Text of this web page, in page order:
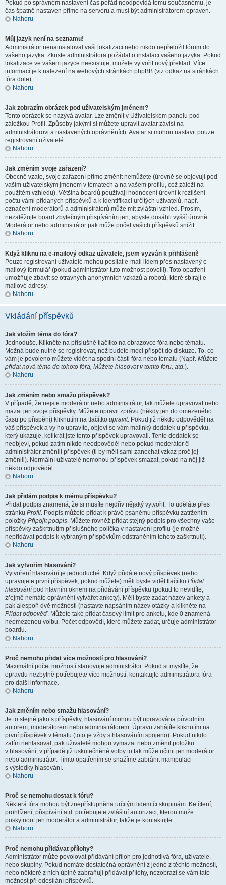
Pokud po správném nastavení čas pořád neodpovídá tomu současnému, je
čas špatně nastaven přímo na serveru a musí být administrátorem opraven.
Nahoru
Můj jazyk není na seznamu!
Administrátor nenainstaloval vaši lokalizaci nebo nikdo nepřeložil fórum do
vašeho jazyka. Zkuste administrátora požádat o instalaci vašeho jazyka. Pokud
lokalizace ve vašem jazyce neexistuje, můžete vytvořit nový překlad. Více
informací je k nalezení na webových stránkách phpBB (viz odkaz na stránkách
fóra dole).
Nahoru
Jak zobrazím obrázek pod uživatelským jménem?
Tento obrázek se nazývá avatar. Lze změnit v Uživatelském panelu pod
záložkou Profil. Způsoby jakými si můžete upravit avatar závisí na
administrátorovi a nastavených oprávněních. Avatar si mohou nastavit pouze
registrovaní uživatelé.
Nahoru
Jak změním svoje zařazení?
Obecně vzato, svoje zařazení přímo změnit nemůžete (úrovně se objevují pod
vaším uživatelským jménem v tématech a na vašem profilu, což záleží na
použitém vzhledu). Většina boardů používají hodnocení úrovní k rozlišení
počtu vámi přidaných příspěvků a k identifikaci určitých uživatelů, např.
označení moderátorů a administrátorů může mít zvláštní vzhled. Prosím,
nezatěžujte board zbytečným přispíváním jen, abyste dosáhli vyšší úrovně.
Moderátor nebo administrátor pak může počet vašich příspěvků snížit.
Nahoru
Když kliknu na e-mailový odkaz uživatele, jsem vyzván k přihlášení!
Pouze registrovaní uživatelé mohou posílat e-mail lidem přes nastavený e-
mailový formulář (pokud administrátor tuto možnost povolil). Toto opatření
umožňuje zbavit se otravných anonymních vzkazů a robotů, které sbírají e-
mailové adresy.
Nahoru
Vkládání příspěvků
Jak vložím téma do fóra?
Jednoduše. Klikněte na příslušné tlačítko na obrazovce fóra nebo tématu.
Možná bude nutné se registrovat, než budete moci přispět do diskuze. To, co
vám je povoleno můžete vidět na spodní části fóra nebo tématu (Např. Můžete
přidat nová téma do tohoto fóra, Můžete hlasovat v tomto fóru, atd.).
Nahoru
Jak změním nebo smažu příspěvek?
V případě, že nejste moderátor nebo administrátor, tak můžete upravovat nebo
mazat jen svoje příspěvky. Můžete upravit zprávu (někdy jen do omezeného
času po přispění) kliknutím na tlačítko upravit. Pokud již někdo odpověděl na
váš příspěvek a vy ho upravíte, objeví se vám malinký dodatek u příspěvku,
který ukazuje, kolikrát jste tento příspěvek upravovali. Tento dodatek se
neobjeví, pokud zatím nikdo neodpověděl nebo pokud moderátor či
administrátor změnili příspěvek (ti by měli sami zanechat vzkaz proč jej
změnili). Normální uživatelé nemohou příspěvek smazat, pokud na něj již
někdo odpověděl.
Nahoru
Jak přidám podpis k mému příspěvku?
Přidat podpis znamená, že si musíte nejdřív nějaký vytvořit. To uděláte přes
stránku Profil. Podpis můžete přidat k právě psanému příspěvku zatržením
položky Připojit podpis. Můžete rovněž přidat stejný podpis pro všechny vaše
příspěvky zaškrtnutím příslušného políčka v nastavení profilu (je možné
nepřidávat podpis k vybraným příspěvkům odstraněním tohoto zaškrtnutí).
Nahoru
Jak vytvořím hlasování?
Vytvoření hlasování je jednoduché. Když přidáte nový příspěvek (nebo
upravujete první příspěvek, pokud můžete) měli byste vidět tlačítko Přidat
hlasování pod hlavním oknem na přidávání příspěvků (pokud to nevidíte,
zřejmě nemáte oprávnění vytvářet ankety). Měli byste zadat název ankety a
pak alespoň dvě možnosti (nastavte napsáním název otázky a klikněte na
Přidat odpověď. Můžete také přidat časový limit pro anketu, kde 0 znamená
neomezenou volbu. Počet odpovědí, které můžete zadat, určuje administrátor
boardu.
Nahoru
Proč nemohu přidat více možností pro hlasování?
Maximální počet možností stanovuje administrátor. Pokud si myslíte, že
opravdu nezbytně potřebujete více možností, kontaktujte administrátora fóra
pro další informace.
Nahoru
Jak změním nebo smažu hlasování?
Je to stejné jako s příspěvky, hlasování mohou být upravována původním
autorem, moderátorem nebo administrátorem. Úpravu zahájíte kliknutím na
první příspěvek v tématu (toto je vždy s hlasováním spojeno). Pokud nikdo
zatím nehlasoval, pak uživatelé mohou vymazat nebo změnit položku
v hlasování, v případě již uskutečněné volby to tak může učinit jen moderátor
nebo administrátor. Tímto opatřením se snažíme zabránit manipulaci
s výsledky hlasování.
Nahoru
Proč se nemohu dostat k fóru?
Některá fóra mohou být znepřístupněna určitým lidem či skupinám. Ke čtení,
prohlížení, přispívání atd. potřebujete zvláštní autorizaci, kterou může
poskytnout jen moderátor a administrátor, takže je kontaktujte.
Nahoru
Proč nemohu přidávat přílohy?
Administrátor může povolovat přidávání příloh pro jednotlivá fóra, uživatele,
nebo skupiny. Pokud nemáte dostatečná oprávnění z jedné z těchto možností,
nebo některé z nich úplně zabraňují přidávat přílohy, nezobrazí se vám tato
možnost při odesílání příspěvků.